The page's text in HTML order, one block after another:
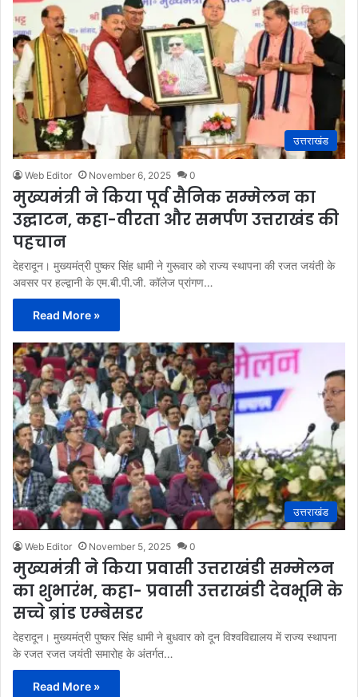
उत्तराखंड
Web Editor November 6, 2025 0
मुख्यमंत्री ने किया पूर्व सैनिक सम्मेलन का
उद्घाटन, कहा-वीरता और समर्पण उत्तराखंड की
पहचान
देहरादून। मुख्यमंत्री पुष्कर सिंह धामी ने गुरूवार को राज्य स्थापना की रजत जयंती के
अवसर पर हल्द्वानी के एम.बी.पी.जी. कॉलेज प्रांगण…
Read More »
उत्तराखंड
Web Editor November 5, 2025 0
मुख्यमंत्री ने किया प्रवासी उत्तराखंडी सम्मेलन
का शुभारंभ, कहा- प्रवासी उत्तराखंडी देवभूमि के
सच्चे ब्रांड एम्बेसडर
देहरादून। मुख्यमंत्री पुष्कर सिंह धामी ने बुधवार को दून विश्वविद्यालय में राज्य स्थापना
के रजत रजत जयंती समारोह के अंतर्गत…
Read More »